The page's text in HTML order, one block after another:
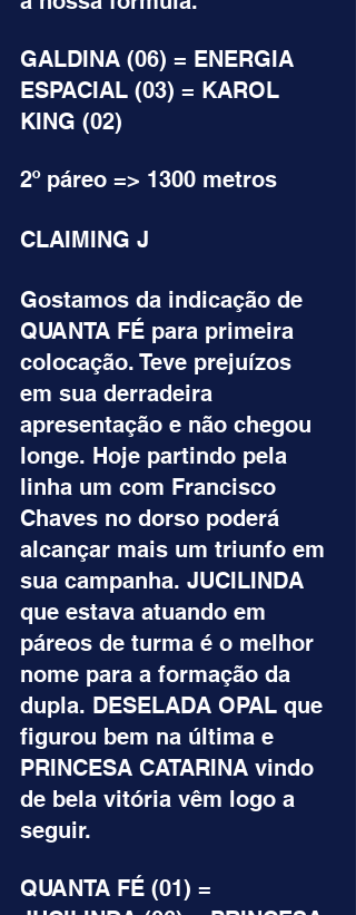
GALDINA (06) = ENERGIA
ESPACIAL (03) = KAROL
KING (02)
2º páreo => 1300 metros
CLAIMING J
Gostamos da indicação de
QUANTA FÉ para primeira
colocação. Teve prejuízos
em sua derradeira
apresentação e não chegou
longe. Hoje partindo pela
linha um com Francisco
Chaves no dorso poderá
alcançar mais um triunfo em
sua campanha. JUCILINDA
que estava atuando em
páreos de turma é o melhor
nome para a formação da
dupla. DESELADA OPAL que
figurou bem na última e
PRINCESA CATARINA vindo
de bela vitória vêm logo a
seguir.
QUANTA FÉ (01) =